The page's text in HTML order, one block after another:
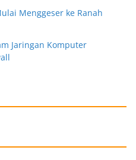
Menggeser ke Ranah
Jaringan Komputer